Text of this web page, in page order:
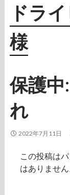
ドラ
様
保護中
れ
2022年7月11日
この投稿は
はありません